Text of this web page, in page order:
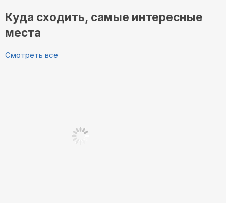
Куда сходить, самые интересные
места
Смотреть все